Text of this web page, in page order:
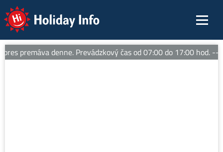
Holiday Info
premáva denne. Prevádzkový čas od 07:00 do 17:00 hod. --